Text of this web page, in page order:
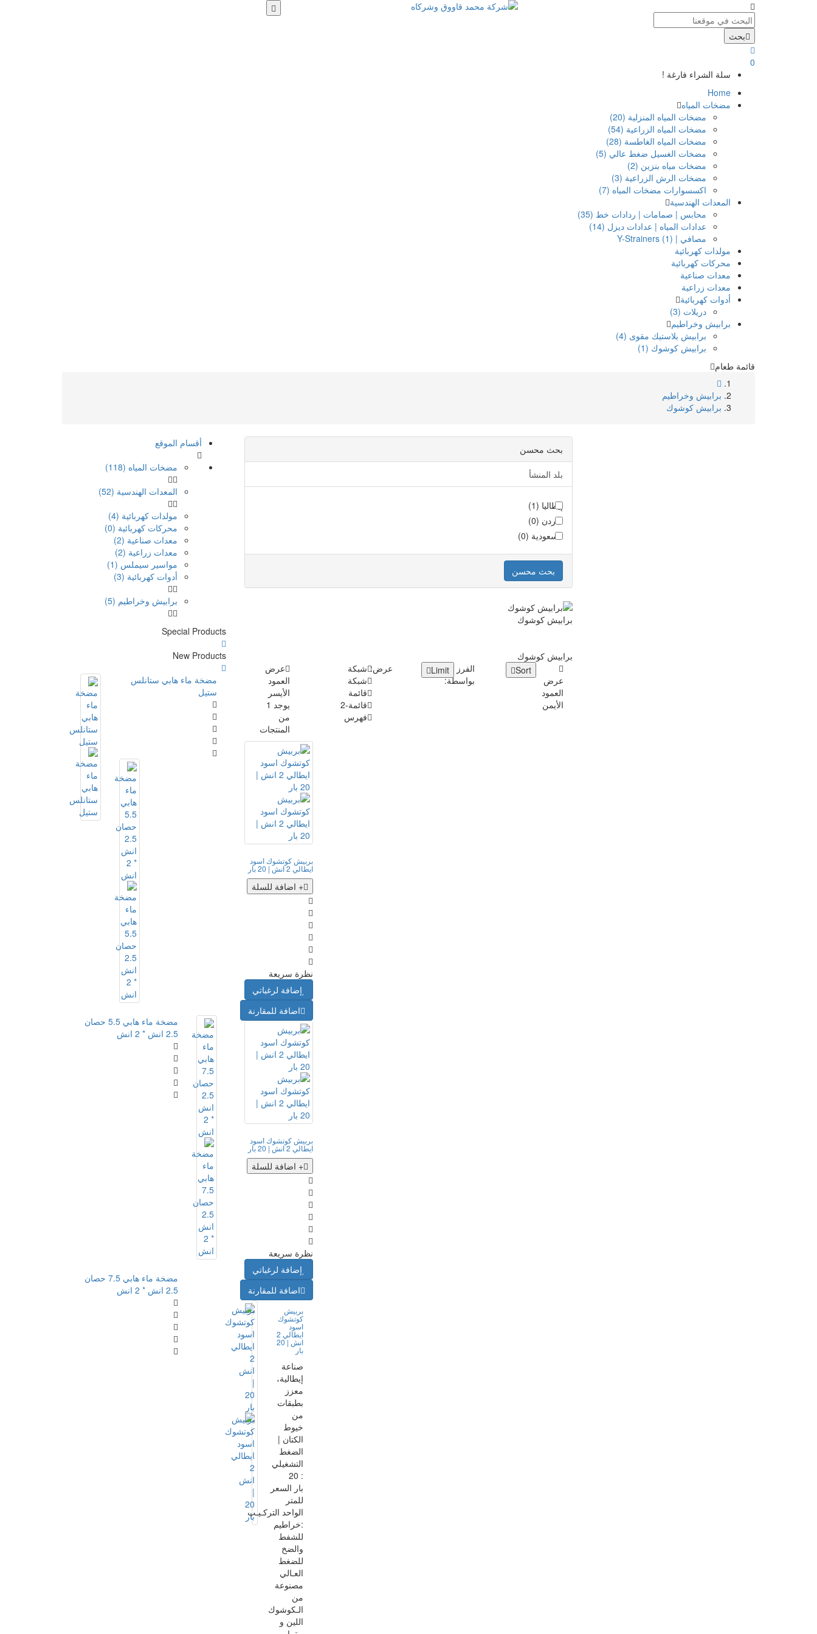
بحث
0
سلة الشراء فارغة !
Home
مضخات المياه
مضخات المياه المنزلية (20)
مضخات المياه الزراعية (54)
مضخات المياه الغاطسة (28)
مضخات الغسيل ضغط عالي (5)
مضخات مياه بنزين (2)
مضخات الرش الزراعية (3)
اكسسوارات مضخات المياه (7)
المعدات الهندسية
محابس | صمامات | ردادات خط (35)
عدادات المياه | عدادات ديزل (14)
مصافي | Y-Strainers (1)
مولدات كهربائية
محركات كهربائية
معدات صناعية
معدات زراعية
أدوات كهربائية
دريلات (3)
برابيش وخراطيم
برابيش بلاستيك مقوى (4)
برابيش كوشوك (1)
قائمة طعام
برابيش وخراطيم
برابيش كوشوك
أقسام الموقع
مضخات المياه (118)
المعدات الهندسية (52)
مولدات كهربائية (4)
محركات كهربائية (0)
معدات صناعية (2)
معدات زراعية (2)
مواسير سيملس (1)
أدوات كهربائية (3)
برابيش وخراطيم (5)
Special Products
New Products
مضخة ماء هابي ستانلس
ستيل
مضخة ماء هابي 5.5 حصان
2.5 انش * 2 انش
مضخة ماء هابي 7.5 حصان
2.5 انش * 2 انش
بحث محسن
بلد المنشأ
إيطاليا (1)
الاردن (0)
السعودية (0)
بحث محسن
برابيش كوشوك
برابيش كوشوك
عرض
العمود
الأيسر
يوجد 1
من
المنتجات
شبكة
شبكة
قائمة
قائمة-2
فهرس
عرض: Limit
الفرز
بواسطة:
Sort
عرض
العمود
الأيمن
بربيش كوتشوك اسود
ايطالي 2 انش | 20 بار
+ اضافة للسلة
نظرة سريعة
إضافة لرغباتي
اضافة للمقارنة
بربيش كوتشوك اسود
ايطالي 2 انش | 20 بار
+ اضافة للسلة
نظرة سريعة
إضافة لرغباتي
اضافة للمقارنة
بربيش
كوتشوك
اسود
ايطالي 2
انش | 20
بار
صناعة
إيطالية،
معزز
بطبقات
من
خيوط
الكتان |
الضغط
التشغيلي
: 20
بار السعر
للمتر
الواحد التركـيـب
:خراطيم
للشفط
والضخ
للضغط
العـالي
مصنوعة
من
الـكوشوك
اللين و